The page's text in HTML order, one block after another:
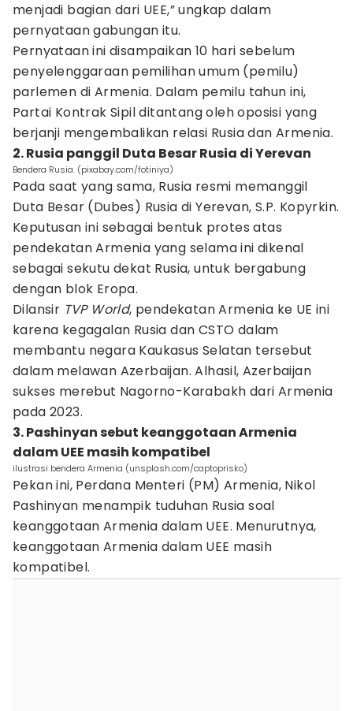
menjadi bagian dari UEE,” ungkap dalam
pernyataan gabungan itu.
Pernyataan ini disampaikan 10 hari sebelum
penyelenggaraan pemilihan umum (pemilu)
parlemen di Armenia. Dalam pemilu tahun ini,
Partai Kontrak Sipil ditantang oleh oposisi yang
berjanji mengembalikan relasi Rusia dan Armenia.
2. Rusia panggil Duta Besar Rusia di Yerevan
Bendera Rusia. (pixabay.com/fotiniya)
Pada saat yang sama, Rusia resmi memanggil
Duta Besar (Dubes) Rusia di Yerevan, S.P. Kopyrkin.
Keputusan ini sebagai bentuk protes atas
pendekatan Armenia yang selama ini dikenal
sebagai sekutu dekat Rusia, untuk bergabung
dengan blok Eropa.
Dilansir TVP World, pendekatan Armenia ke UE ini
karena kegagalan Rusia dan CSTO dalam
membantu negara Kaukasus Selatan tersebut
dalam melawan Azerbaijan. Alhasil, Azerbaijan
sukses merebut Nagorno-Karabakh dari Armenia
pada 2023.
3. Pashinyan sebut keanggotaan Armenia
dalam UEE masih kompatibel
ilustrasi bendera Armenia (unsplash.com/captoprisko)
Pekan ini, Perdana Menteri (PM) Armenia, Nikol
Pashinyan menampik tuduhan Rusia soal
keanggotaan Armenia dalam UEE. Menurutnya,
keanggotaan Armenia dalam UEE masih
kompatibel.